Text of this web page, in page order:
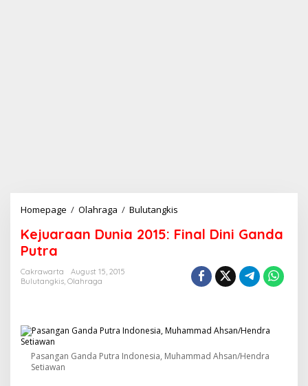
Homepage / Olahraga / Bulutangkis
j
u
i
Kejuaraan Dunia 2015: Final Dini Ganda
Putra
Cakrawarta
August 15, 2015
Bulutangkis, Olahraga
Pasangan Ganda Putra Indonesia, Muhammad Ahsan/Hendra
Setiawan